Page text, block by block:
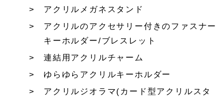
アクリルメガネスタンド
アクリルのアクセサリー付きのファスナー
キーホルダー/ブレスレット
連結用アクリルチャーム
ゆらゆらアクリルキーホルダー
アクリルジオラマ(カード型アクリルスタ